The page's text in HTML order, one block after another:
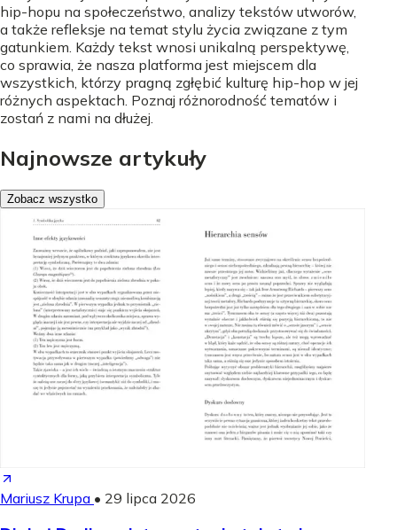
hip-hopu na społeczeństwo, analizy tekstów utworów,
a także refleksje na temat stylu życia związane z tym
gatunkiem. Każdy tekst wnosi unikalną perspektywę,
co sprawia, że nasza platforma jest miejscem dla
wszystkich, którzy pragną zgłębić kulturę hip-hop w jej
różnych aspektach. Poznaj różnorodność tematów i
zostań z nami na dłużej.
Najnowsze artykuły
Zobacz wszystko
Mariusz Krupa • 29 lipca 2026